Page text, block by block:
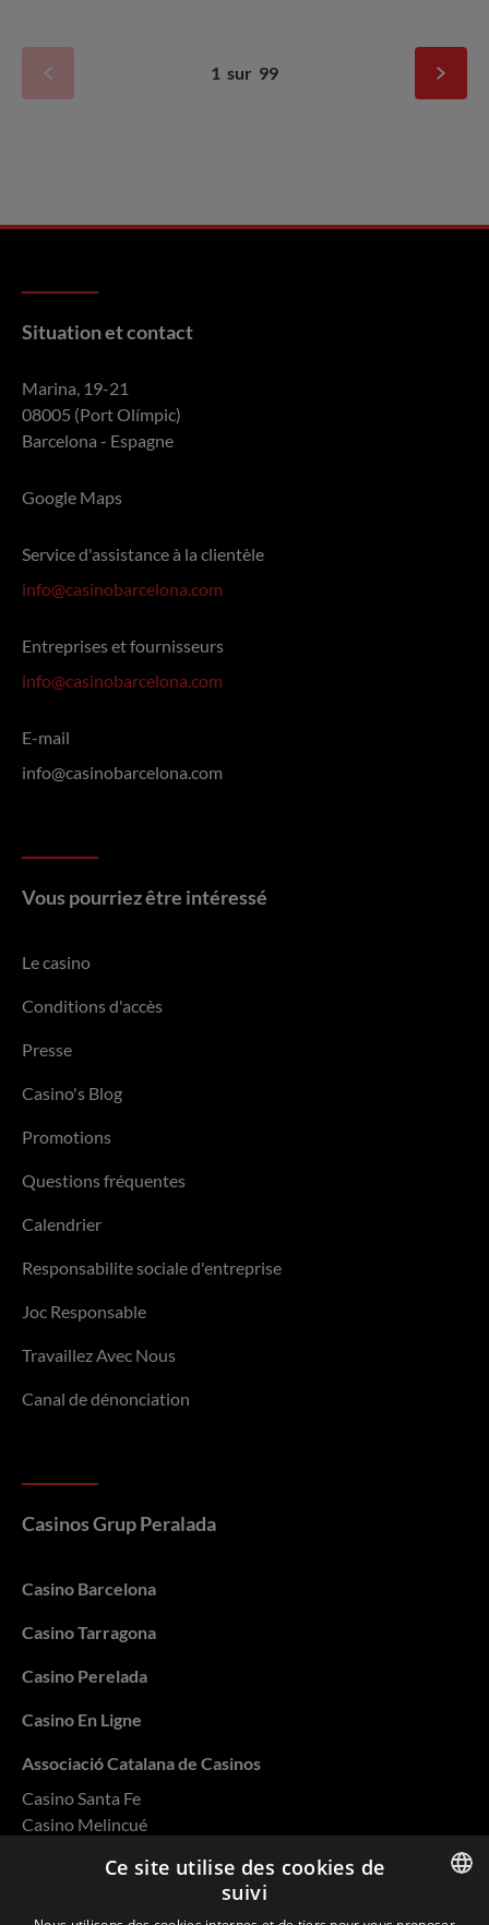
1 sur 99
Situation et contact
Marina, 19-21
08005 (Port Olímpic)
Barcelona - Espagne
Google Maps
Service d'assistance à la clientèle
info@casinobarcelona.com
Entreprises et fournisseurs
info@casinobarcelona.com
E-mail
info@casinobarcelona.com
Vous pourriez être intéressé
Le casino
Conditions d'accès
Presse
Casino's Blog
Promotions
Questions fréquentes
Calendrier
Responsabilite sociale d'entreprise
Joc Responsable
Travaillez Avec Nous
Canal de dénonciation
Casinos Grup Peralada
Casino Barcelona
Casino Tarragona
Casino Perelada
Casino En Ligne
Associació Catalana de Casinos
Casino Santa Fe
Casino Melincué
Casino Rivera
ENGLISH
Ce site utilise des cookies de
suivi